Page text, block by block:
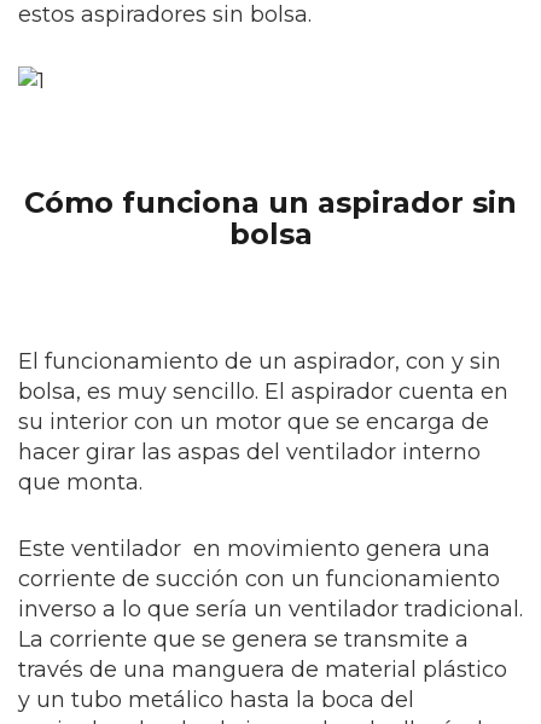
estos aspiradores sin bolsa.
Cómo funciona un aspirador sin
bolsa
El funcionamiento de un aspirador, con y sin
bolsa, es muy sencillo. El aspirador cuenta en
su interior con un motor que se encarga de
hacer girar las aspas del ventilador interno
que monta.
Este ventilador en movimiento genera una
corriente de succión con un funcionamiento
inverso a lo que sería un ventilador tradicional.
La corriente que se genera se transmite a
través de una manguera de material plástico
y un tubo metálico hasta la boca del